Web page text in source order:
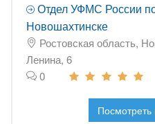
Отдел УФМС России
Новошахтинске
Ростовская область,
Ленина, 6
0
Посмотреть